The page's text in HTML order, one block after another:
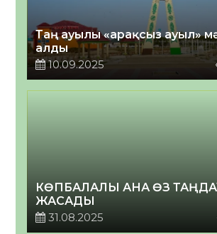
Таң ауылы «арақсыз ауыл»
алды
10.09.2025
КӨПБАЛАЛЫ АНА ӨЗ
ЖАСАДЫ
31.08.2025